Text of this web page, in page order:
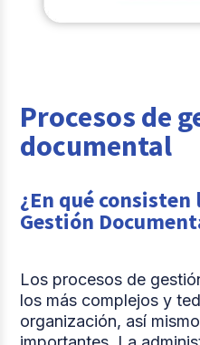
Procesos de
documental
¿En qué consisten
Gestión
Los procesos de
los más complejos y
organización, así